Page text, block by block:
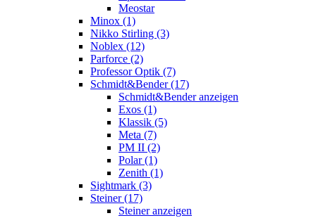
Meostar
Minox (1)
Nikko Stirling (3)
Noblex (12)
Parforce (2)
Professor Optik (7)
Schmidt&Bender (17)
Schmidt&Bender anzeigen
Exos (1)
Klassik (5)
Meta (7)
PM II (2)
Polar (1)
Zenith (1)
Sightmark (3)
Steiner (17)
Steiner anzeigen